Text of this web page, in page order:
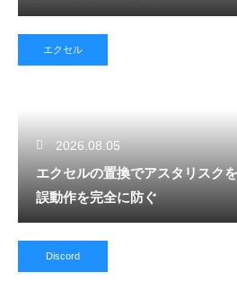
エクセル
2026.08.05
エクセルの置換でアスタリスク
誤動作を完全に防ぐ
Discord